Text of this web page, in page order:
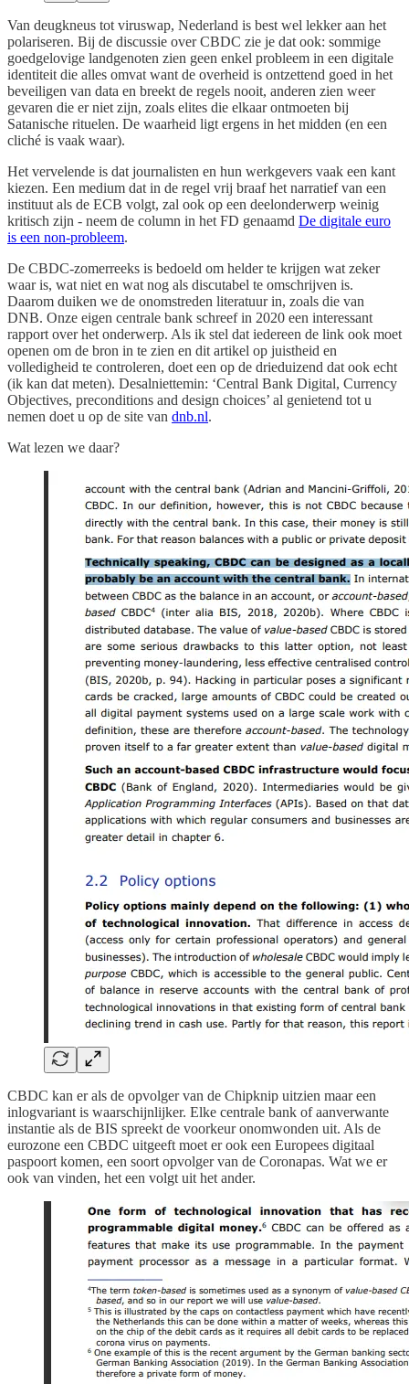
Van deugkneus tot viruswap, Nederland is best wel lekker aan het
polariseren. Bij de discussie over CBDC zie je dat ook: sommige
goedgelovige landgenoten zien geen enkel probleem in een digitale
identiteit die alles omvat want de overheid is ontzettend goed in het
beveiligen van data en breekt de regels nooit, anderen zien weer
gevaren die er niet zijn, zoals elites die elkaar ontmoeten bij
Satanische rituelen. De waarheid ligt ergens in het midden (en een
cliché is vaak waar).
Het vervelende is dat journalisten en hun werkgevers vaak een kant
kiezen. Een medium dat in de regel vrij braaf het narratief van een
instituut als de ECB volgt, zal ook op een deelonderwerp weinig
kritisch zijn - neem de column in het FD genaamd De digitale euro
is een non-probleem.
De CBDC-zomerreeks is bedoeld om helder te krijgen wat zeker
waar is, wat niet en wat nog als discutabel te omschrijven is.
Daarom duiken we de onomstreden literatuur in, zoals die van
DNB. Onze eigen centrale bank schreef in 2020 een interessant
rapport over het onderwerp. Als ik stel dat iedereen de link ook moet
openen om de bron in te zien en dit artikel op juistheid en
volledigheid te controleren, doet een op de drieduizend dat ook echt
(ik kan dat meten). Desalniettemin: ‘Central Bank Digital, Currency
Objectives, preconditions and design choices’ al genietend tot u
nemen doet u op de site van dnb.nl.
Wat lezen we daar?
CBDC kan er als de opvolger van de Chipknip uitzien maar een
inlogvariant is waarschijnlijker. Elke centrale bank of aanverwante
instantie als de BIS spreekt de voorkeur onomwonden uit. Als de
eurozone een CBDC uitgeeft moet er ook een Europees digitaal
paspoort komen, een soort opvolger van de Coronapas. Wat we er
ook van vinden, het een volgt uit het ander.